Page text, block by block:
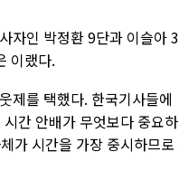
자인 박정환 9단과 이슬아 3
이랬다.
제를 택했다. 한국기사들에
간 안배가 무엇보다 중요하
가 시간을 가장 중시하므로